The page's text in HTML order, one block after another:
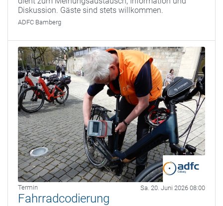
Diskussion. Gäste sind stets willkommen.
ADFC Bamberg
Termin Sa. 20. Juni 2026 08:00
Fahrradcodierung